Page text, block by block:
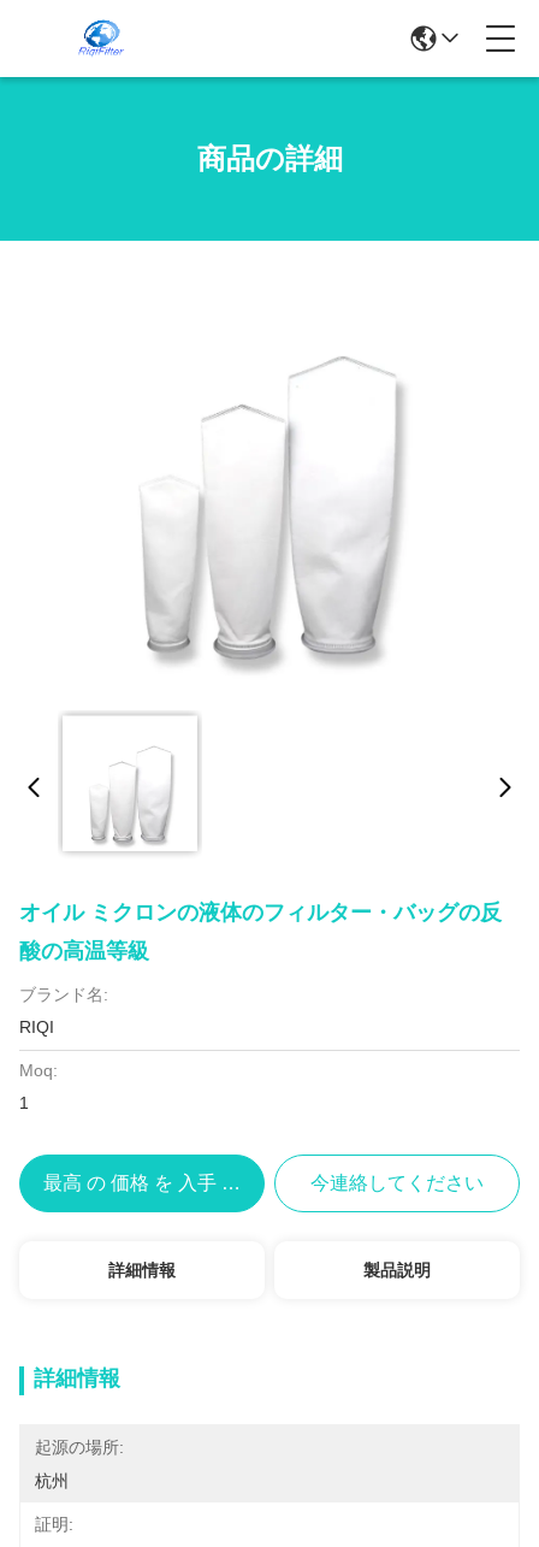
商品の詳細
オイル ミクロンの液体のフィルター・バッグの反
酸の高温等級
ブランド名:
RIQI
Moq:
1
最高 の 価格 を 入手 する 今連絡してください
詳細情報 製品説明
詳細情報
起源の場所:
杭州
証明: